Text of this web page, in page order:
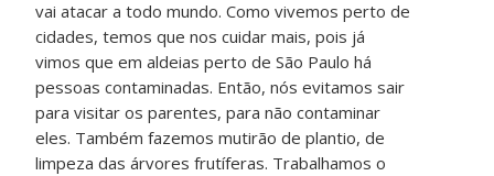
vai atacar a todo mundo. Como vivemos perto de
cidades, temos que nos cuidar mais, pois já
vimos que em aldeias perto de São Paulo há
pessoas contaminadas. Então, nós evitamos sair
para visitar os parentes, para não contaminar
eles. Também fazemos mutirão de plantio, de
limpeza das árvores frutíferas. Trabalhamos o